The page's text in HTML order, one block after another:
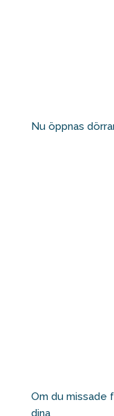
Nu öppnas
Om du missade
dina